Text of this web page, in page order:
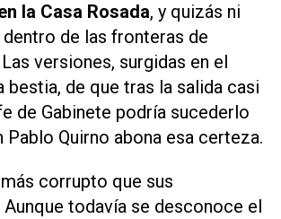
la Casa Rosada, y quizás ni
de las fronteras de
versiones, surgidas en el
bestia, de que tras la salida casi
de Gabinete podría sucederlo
Quirno abona esa certeza.
corrupto que sus
todavía se desconoce el